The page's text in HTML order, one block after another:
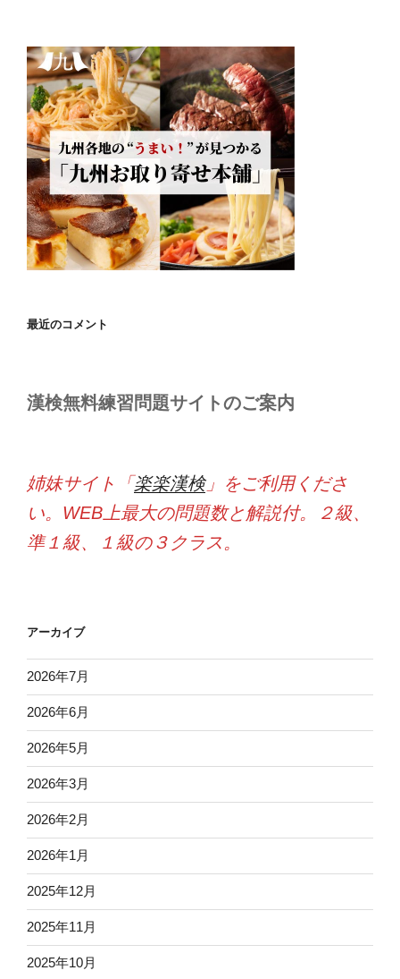
最近のコメント
漢検無料練習問題サイトのご案内
姉妹サイト「楽楽漢検」をご利用くださ
い。WEB上最大の問題数と解説付。２級、
準１級、１級の３クラス。
アーカイブ
2026年7月
2026年6月
2026年5月
2026年3月
2026年2月
2026年1月
2025年12月
2025年11月
2025年10月